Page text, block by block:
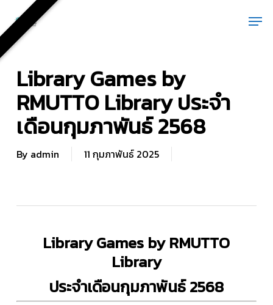
main
content
Library Games by
RMUTTO Library ประจำ
เดือนกุมภาพันธ์ 2568
By admin 11 กุมภาพันธ์ 2025
Library Games by RMUTTO
Library
ประจำเดือนกุมภาพันธ์ 2568